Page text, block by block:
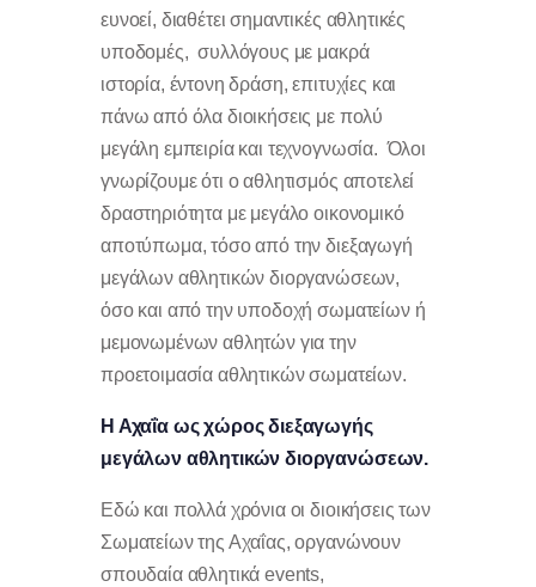
ευνοεί, διαθέτει σημαντικές αθλητικές
υποδομές, συλλόγους με μακρά
ιστορία, έντονη δράση, επιτυχίες και
πάνω από όλα διοικήσεις με πολύ
μεγάλη εμπειρία και τεχνογνωσία. Όλοι
γνωρίζουμε ότι ο αθλητισμός αποτελεί
δραστηριότητα με μεγάλο οικονομικό
αποτύπωμα, τόσο από την διεξαγωγή
μεγάλων αθλητικών διοργανώσεων,
όσο και από την υποδοχή σωματείων ή
μεμονωμένων αθλητών για την
προετοιμασία αθλητικών σωματείων.
Η Αχαΐα ως χώρος διεξαγωγής
μεγάλων αθλητικών διοργανώσεων.
Εδώ και πολλά χρόνια οι διοικήσεις των
Σωματείων της Αχαΐας, οργανώνουν
σπουδαία αθλητικά events,